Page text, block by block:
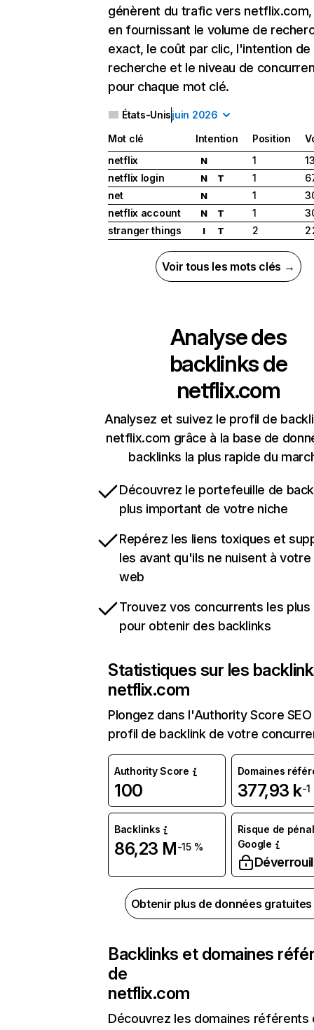
génèrent du trafic vers
en fournissant le volume de
exact, le coût par clic, l'intention de
recherche et le niveau de
pour chaque mot clé.
États-Unisjuin 2026
Mot clé Intention Position
netflix
N 1
netflix login
N T 1
net
N 1
netflix account
N T 1
stranger things
I T 2 2
Voir tous les mots clés →
Analyse des
backlinks de
netflix.com
Analysez et suivez le profil de
netflix.com grâce à la base de
backlinks la plus rapide du
Découvrez le portefeuille de
plus important de votre niche
Repérez les liens toxiques et
les avant qu'ils ne nuisent à
web
Trouvez vos concurrents les
pour obtenir des backlinks
Statistiques sur les
netflix.com
Plongez dans l'Authority Score
profil de backlink de votre
Authority Score
100
Domaines
377,93 k-1
Backlinks
86,23 M-15 %
Risque de
Google
Obtenir plus de données
Backlinks et domaines
de
netflix.com
Découvrez les domaines référents